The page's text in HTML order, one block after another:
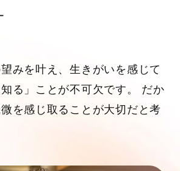
みを叶え、生きがいを感じて
る」ことが不可欠です。 だか
を感じ取ることが大切だと考